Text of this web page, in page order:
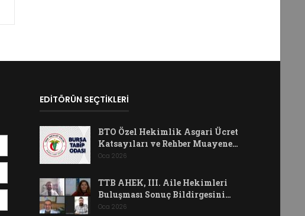
EDİTÖRÜN SEÇTİKLERİ
BTO Özel Hekimlik Asgari Ücret
Katsayıları ve Rehber Muayene…
Oca 2026
TTB AHEK, III. Aile Hekimleri
Buluşması Sonuç Bildirgesini…
Oca 2026